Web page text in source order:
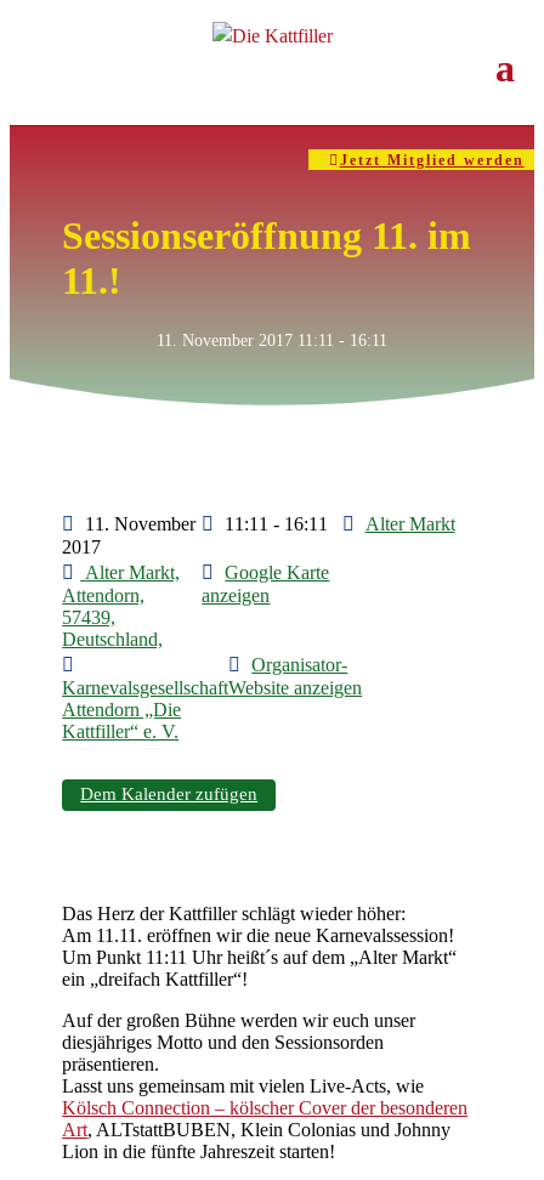
Jetzt Mitglied werden
Sessionseröffnung 11. im
11.!
11. November 2017 11:11 - 16:11
11. November
2017
11:11 - 16:11 Alter Markt
Alter Markt,
Attendorn,
57439,
Deutschland,
Google Karte
anzeigen
Karnevalsgesellschaft
Attendorn „Die
Kattfiller“ e. V.
Organisator-
Website anzeigen
Dem Kalender zufügen
Das Herz der Kattfiller schlägt wieder höher:
Am 11.11. eröffnen wir die neue Karnevalssession!
Um Punkt 11:11 Uhr heißt´s auf dem „Alter Markt“
ein „dreifach Kattfiller“!
Auf der großen Bühne werden wir euch unser
diesjähriges Motto und den Sessionsorden
präsentieren.
Lasst uns gemeinsam mit vielen Live-Acts, wie
Kölsch Connection – kölscher Cover der besonderen
Art, ALTstattBUBEN, Klein Colonias und Johnny
Lion in die fünfte Jahreszeit starten!